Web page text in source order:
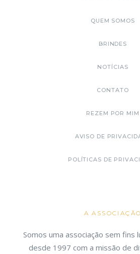
QUEM SOMOS
BRINDES
NOTÍCIAS
CONTATO
REZEM POR MIM
AVISO DE
POLÍTICAS DE
A ASSOCIAÇÃO
Somos uma associação sem fins
desde 1997 com a missão de